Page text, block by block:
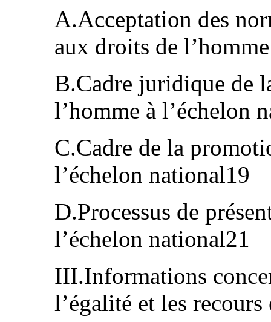
A.Acceptation des
aux droits de
B.Cadre juridique de
l’homme à l’échelon
C.Cadre de la
l’échelon national19
D.Processus de
l’échelon national21
III.Informations
l’égalité et les